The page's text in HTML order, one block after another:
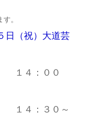
。
（祝）大道芸
１４：００
：３０～